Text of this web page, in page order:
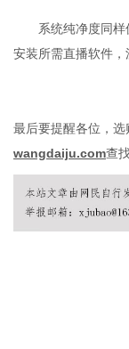
系统纯净度同
安装所需直播软件
最后要提醒各位，
wangdaiju.com查